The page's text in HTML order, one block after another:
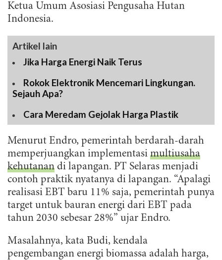
Ketua Umum Asosiasi Pengusaha Hutan
Indonesia.
Artikel lain
Jika Harga Energi Naik Terus
Rokok Elektronik Mencemari Lingkungan.
Sejauh Apa?
Cara Meredam Gejolak Harga Plastik
Menurut Endro, pemerintah berdarah-darah
memperjuangkan implementasi multiusaha
kehutanan di lapangan. PT Selaras menjadi
contoh praktik nyatanya di lapangan. “Apalagi
realisasi EBT baru 11% saja, pemerintah punya
target untuk bauran energi dari EBT pada
tahun 2030 sebesar 28%” ujar Endro.
Masalahnya, kata Budi, kendala
pengembangan energi biomassa adalah harga,